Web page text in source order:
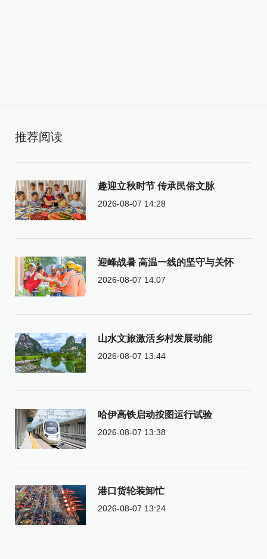
推荐阅读
趣迎立秋时节 传承民俗文脉
2026-08-07 14:28
迎峰战暑 高温一线的坚守与关怀
2026-08-07 14:07
山水文旅激活乡村发展动能
2026-08-07 13:44
哈伊高铁启动按图运行试验
2026-08-07 13:38
港口货轮装卸忙
2026-08-07 13:24